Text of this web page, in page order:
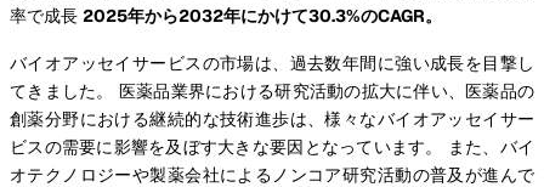
率で成長 2025年から2032年にかけて30.3%のCAGR。
バイオアッセイサービスの市場は、過去数年間に強い成長を目撃し
てきました。 医薬品業界における研究活動の拡大に伴い、医薬品の
創薬分野における継続的な技術進歩は、様々なバイオアッセイサー
ビスの需要に影響を及ぼす大きな要因となっています。 また、バイ
オテクノロジーや製薬会社によるノンコア研究活動の普及が進んで